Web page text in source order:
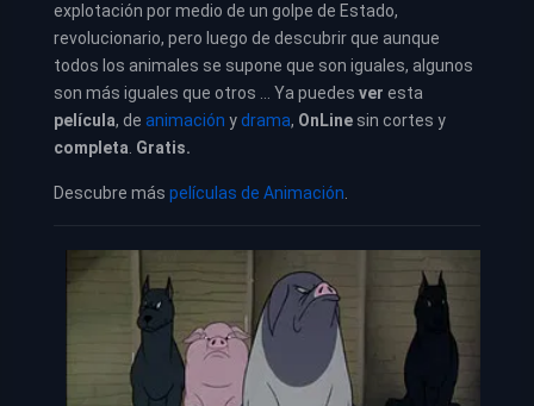
explotación por medio de un golpe de Estado,
revolucionario, pero luego de descubrir que aunque
todos los animales se supone que son iguales, algunos
son más iguales que otros … Ya puedes ver esta
película, de animación ydrama, OnLine sin cortes y
completa Gratis.
Descubre más películas de Animación